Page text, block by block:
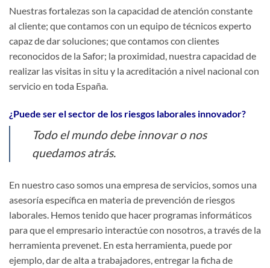
Nuestras fortalezas son la capacidad de atención constante
al cliente; que contamos con un equipo de técnicos experto
capaz de dar soluciones; que contamos con clientes
reconocidos de la Safor; la proximidad, nuestra capacidad de
realizar las visitas in situ y la acreditación a nivel nacional con
servicio en toda España.
¿Puede ser el sector de los riesgos laborales innovador?
Todo el mundo debe innovar o nos
quedamos atrás.
En nuestro caso somos una empresa de servicios, somos una
asesoría específica en materia de prevención de riesgos
laborales. Hemos tenido que hacer programas informáticos
para que el empresario interactúe con nosotros, a través de la
herramienta prevenet. En esta herramienta, puede por
ejemplo, dar de alta a trabajadores, entregar la ficha de